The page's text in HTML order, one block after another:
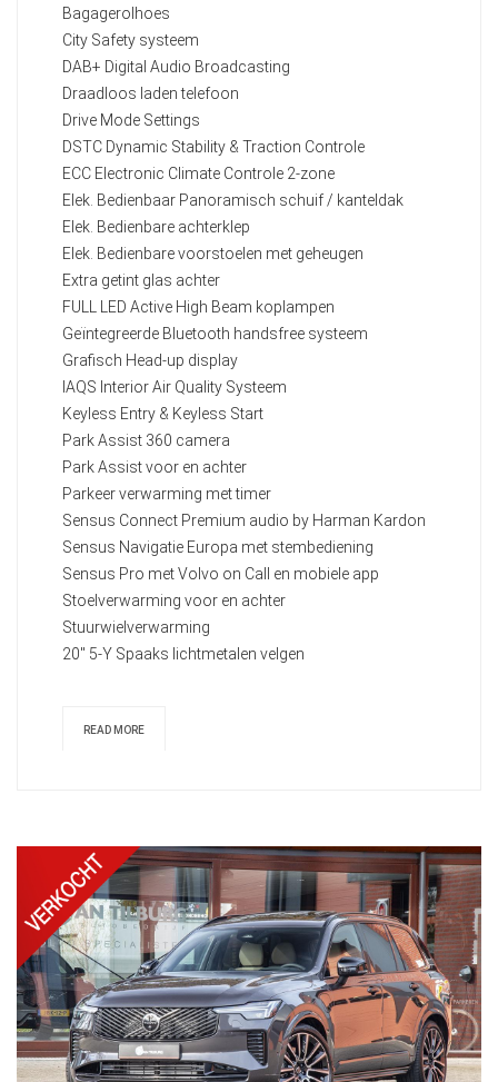
Bagagerolhoes
City Safety systeem
DAB+ Digital Audio Broadcasting
Draadloos laden telefoon
Drive Mode Settings
DSTC Dynamic Stability & Traction Controle
ECC Electronic Climate Controle 2-zone
Elek. Bedienbaar Panoramisch schuif / kanteldak
Elek. Bedienbare achterklep
Elek. Bedienbare voorstoelen met geheugen
Extra getint glas achter
FULL LED Active High Beam koplampen
Geïntegreerde Bluetooth handsfree systeem
Grafisch Head-up display
IAQS Interior Air Quality Systeem
Keyless Entry & Keyless Start
Park Assist 360 camera
Park Assist voor en achter
Parkeer verwarming met timer
Sensus Connect Premium audio by Harman Kardon
Sensus Navigatie Europa met stembediening
Sensus Pro met Volvo on Call en mobiele app
Stoelverwarming voor en achter
Stuurwielverwarming
20" 5-Y Spaaks lichtmetalen velgen
READ MORE